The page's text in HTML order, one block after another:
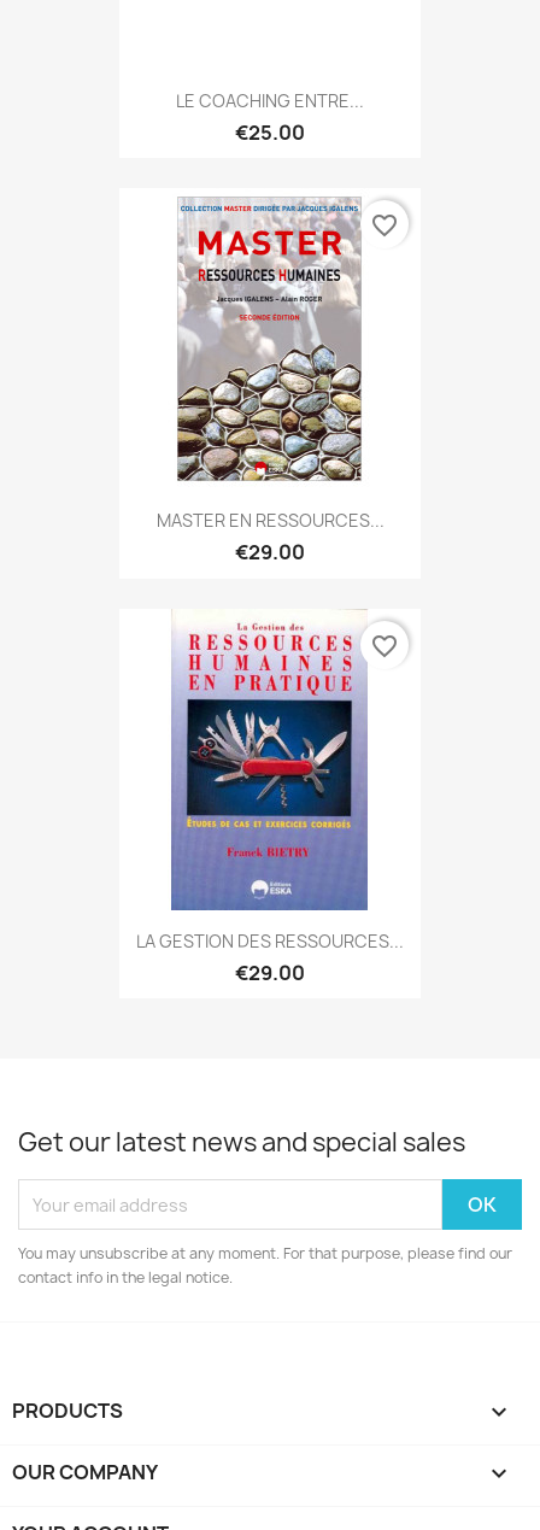
LE COACHING ENTRE...
€25.00
MASTER EN RESSOURCES...
€29.00
favorite_border
LA GESTION DES RESSOURCES...
€29.00
favorite_border
Get our latest news and special sales
You may unsubscribe at any moment. For that purpose, please find our
contact info in the legal notice.
PRODUCTS 
OUR COMPANY 